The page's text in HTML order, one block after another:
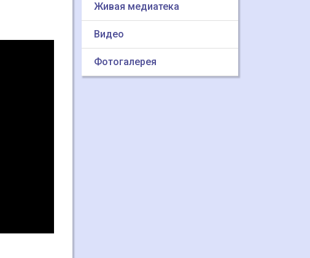
Живая медиатека
Видео
Фотогалерея